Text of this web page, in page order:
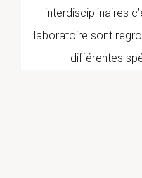
interdisciplinaires
laboratoire sont
différentes